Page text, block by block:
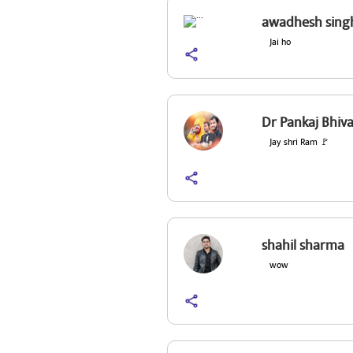
awadhesh
Jai ho
Dr Pankaj
Jay shri Ram 🚩
shahil sharma
wow